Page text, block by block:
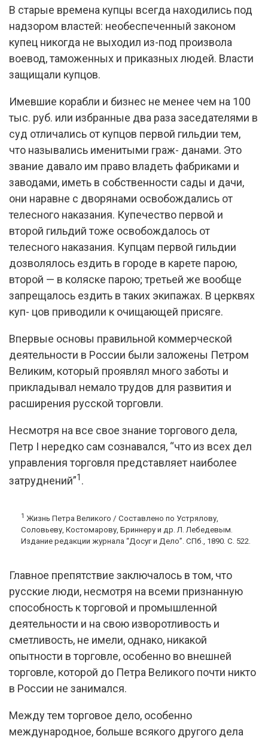
В старые времена купцы всегда находились под
надзором властей: необеспеченный законом
купец никогда не выходил из-под произвола
воевод, таможенных и приказных людей. Власти
защищали купцов.
Имевшие корабли и бизнес не менее чем на 100
тыс. руб. или избранные два раза заседателями в
суд отличались от купцов первой гильдии тем,
что назывались именитыми граж- данами. Это
звание давало им право владеть фабриками и
заводами, иметь в собственности сады и дачи,
они наравне с дворянами освобождались от
телесного наказания. Купечество первой и
второй гильдий тоже освобождалось от
телесного наказания. Купцам первой гильдии
дозволялось ездить в городе в карете парою,
второй — в коляске парою; третьей же вообще
запрещалось ездить в таких экипажах. В церквях
куп- цов приводили к очищающей присяге.
Впервые основы правильной коммерческой
деятельности в России были заложены Петром
Великим, который проявлял много заботы и
прикладывал немало трудов для развития и
расширения русской торговли.
Несмотря на все свое знание торгового дела,
Петр I нередко сам сознавался, “что из всех дел
управления торговля представляет наиболее
затруднений”1 .
1 Жизнь Петра Великого / Составлено по Устрялову,
Соловьеву, Костомарову, Бриннеру и др. Л. Лебедевым.
Издание редакции журнала “Досуг и Дело”. СПб., 1890. С. 522.
Главное препятствие заключалось в том, что
русские люди, несмотря на всеми признанную
способность к торговой и промышленной
деятельности и на свою изворотливость и
сметливость, не имели, однако, никакой
опытности в торговле, особенно во внешней
торговле, которой до Петра Великого почти никто
в России не занимался.
Между тем торговое дело, особенно
международное, больше всякого другого дела